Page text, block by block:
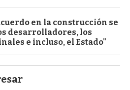
en la construcción se
desarrolladores, los
e incluso, el Estado"